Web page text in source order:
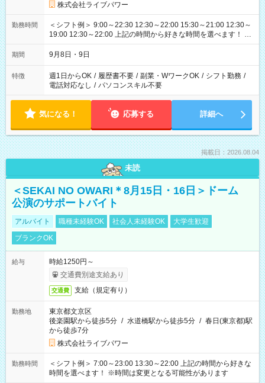
株式会社ライブパワー
勤務時間
＜シフト例＞ 9:00～22:30 12:30～22:00 15:30～21:00 12:30～
19:00 12:30～22:00 上記の時間から好きな時間を選べます！ ※
時間は変更となる可能性があります
期間 9月8日・9日
特徴 週1日からOK / 履歴書不要 / 副業・WワークOK / シフト勤務 /
電話対応なし / パソコンスキル不要
気になる！ 応募する 詳細へ
掲載日：2026.08.04
未読
＜SEKAI NO OWARI＊8月15日・16日＞ドーム
公演のサポートバイト
アルバイト 職種未経験OK 社会人未経験OK
大学生歓迎
ブランクOK
給与
時給1250円～
交通費別途支給あり
交通費 支給（規定有り）
勤務地
東京都文京区
後楽園駅から徒歩5分 / 水道橋駅から徒歩5分 / 春日(東京都)駅
から徒歩7分
株式会社ライブパワー
勤務時間
＜シフト例＞ 7:00～23:00 13:30～22:00 上記の時間から好きな
時間を選べます！ ※時間は変更となる可能性があります